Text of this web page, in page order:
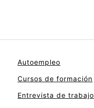
Autoempleo
Cursos de formación
Entrevista de trabajo